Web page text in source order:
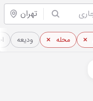
تهران
محله ودیعه